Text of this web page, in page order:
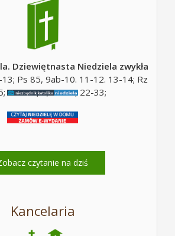
Dziewiętnasta Niedziela zwykła
Ps 85, 9ab-10. 11-12. 13-14; Rz
Ps 130, 5; Mt 14, 22-33;
czytanie na dziś
Kancelaria